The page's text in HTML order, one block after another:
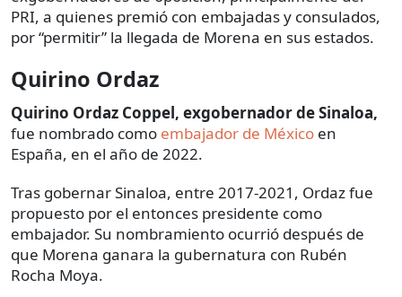
PRI, a quienes premió con embajadas y consulados,
por “permitir” la llegada de Morena en sus estados.
Quirino Ordaz
Quirino Ordaz Coppel, exgobernador de Sinaloa,
fue nombrado como embajador de México en
España, en el año de 2022.
Tras gobernar Sinaloa, entre 2017-2021, Ordaz fue
propuesto por el entonces presidente como
embajador. Su nombramiento ocurrió después de
que Morena ganara la gubernatura con Rubén
Rocha Moya.